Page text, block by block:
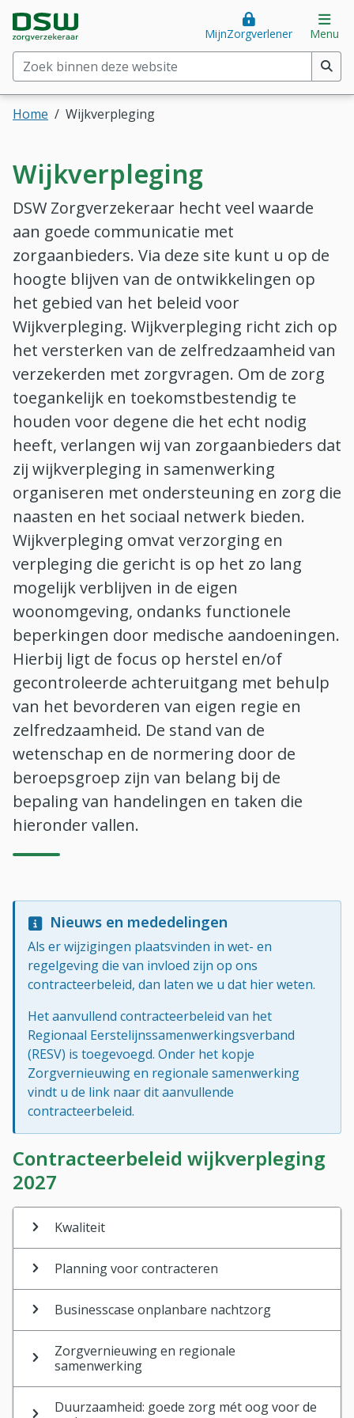
Direct naar hoofdinhoud
Direct naar hoofdmenuDSW Zorgverzekeraar. Goed voor je.
Zoek binnen deze website(min. 2 tekens)
MijnZorgverlener Menu
Home Wijkverpleging
Wijkverpleging
DSW Zorgverzekeraar hecht veel waarde
aan goede communicatie met
zorgaanbieders. Via deze site kunt u op de
hoogte blijven van de ontwikkelingen op
het gebied van het beleid voor
Wijkverpleging. Wijkverpleging richt zich op
het versterken van de zelfredzaamheid van
verzekerden met zorgvragen. Om de zorg
toegankelijk en toekomstbestendig te
houden voor degene die het echt nodig
heeft, verlangen wij van zorgaanbieders dat
zij wijkverpleging in samenwerking
organiseren met ondersteuning en zorg die
naasten en het sociaal netwerk bieden.
Wijkverpleging omvat verzorging en
verpleging die gericht is op het zo lang
mogelijk verblijven in de eigen
woonomgeving, ondanks functionele
beperkingen door medische aandoeningen.
Hierbij ligt de focus op herstel en/of
gecontroleerde achteruitgang met behulp
van het bevorderen van eigen regie en
zelfredzaamheid. De stand van de
wetenschap en de normering door de
beroepsgroep zijn van belang bij de
bepaling van handelingen en taken die
hieronder vallen.
Nieuws en mededelingen
Als er wijzigingen plaatsvinden in wet- en
regelgeving die van invloed zijn op ons
contracteerbeleid, dan laten we u dat hier weten.
Het aanvullend contracteerbeleid van het
Regionaal Eerstelijnssamenwerkingsverband
(RESV) is toegevoegd. Onder het kopje
Zorgvernieuwing en regionale samenwerking
vindt u de link naar dit aanvullende
contracteerbeleid.
Contracteerbeleid wijkverpleging
2027
Kwaliteit
Planning voor contracteren
Businesscase onplanbare nachtzorg
Zorgvernieuwing en regionale
samenwerking
Duurzaamheid: goede zorg mét oog voor de